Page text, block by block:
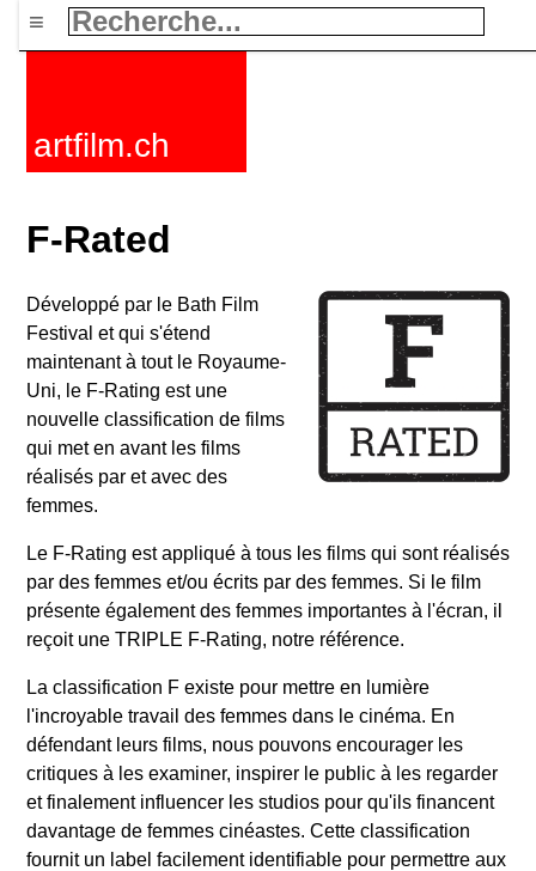
≡
artfilm.ch
F-Rated
Développé par le Bath Film
Festival et qui s'étend
maintenant à tout le Royaume-
Uni, le F-Rating est une
nouvelle classification de films
qui met en avant les films
réalisés par et avec des
femmes.
Le F-Rating est appliqué à tous les films qui sont réalisés
par des femmes et/ou écrits par des femmes. Si le film
présente également des femmes importantes à l'écran, il
reçoit une TRIPLE F-Rating, notre référence.
La classification F existe pour mettre en lumière
l'incroyable travail des femmes dans le cinéma. En
défendant leurs films, nous pouvons encourager les
critiques à les examiner, inspirer le public à les regarder
et finalement influencer les studios pour qu'ils financent
davantage de femmes cinéastes. Cette classification
fournit un label facilement identifiable pour permettre aux